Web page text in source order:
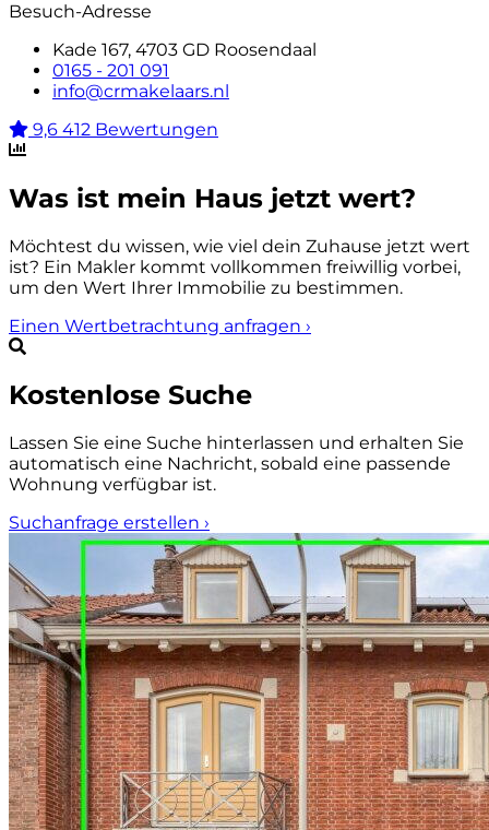
Besuch-Adresse
Kade 167, 4703 GD Roosendaal
0165 - 201 091
info@crmakelaars.nl
9,6 412 Bewertungen
Was ist mein Haus jetzt wert?
Möchtest du wissen, wie viel dein Zuhause jetzt wert
ist? Ein Makler kommt vollkommen freiwillig vorbei,
um den Wert Ihrer Immobilie zu bestimmen.
Einen Wertbetrachtung anfragen ›
Kostenlose Suche
Lassen Sie eine Suche hinterlassen und erhalten Sie
automatisch eine Nachricht, sobald eine passende
Wohnung verfügbar ist.
Suchanfrage erstellen ›